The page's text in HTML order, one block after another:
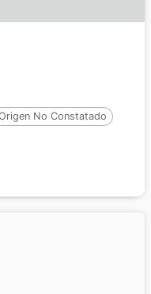
No Constatado